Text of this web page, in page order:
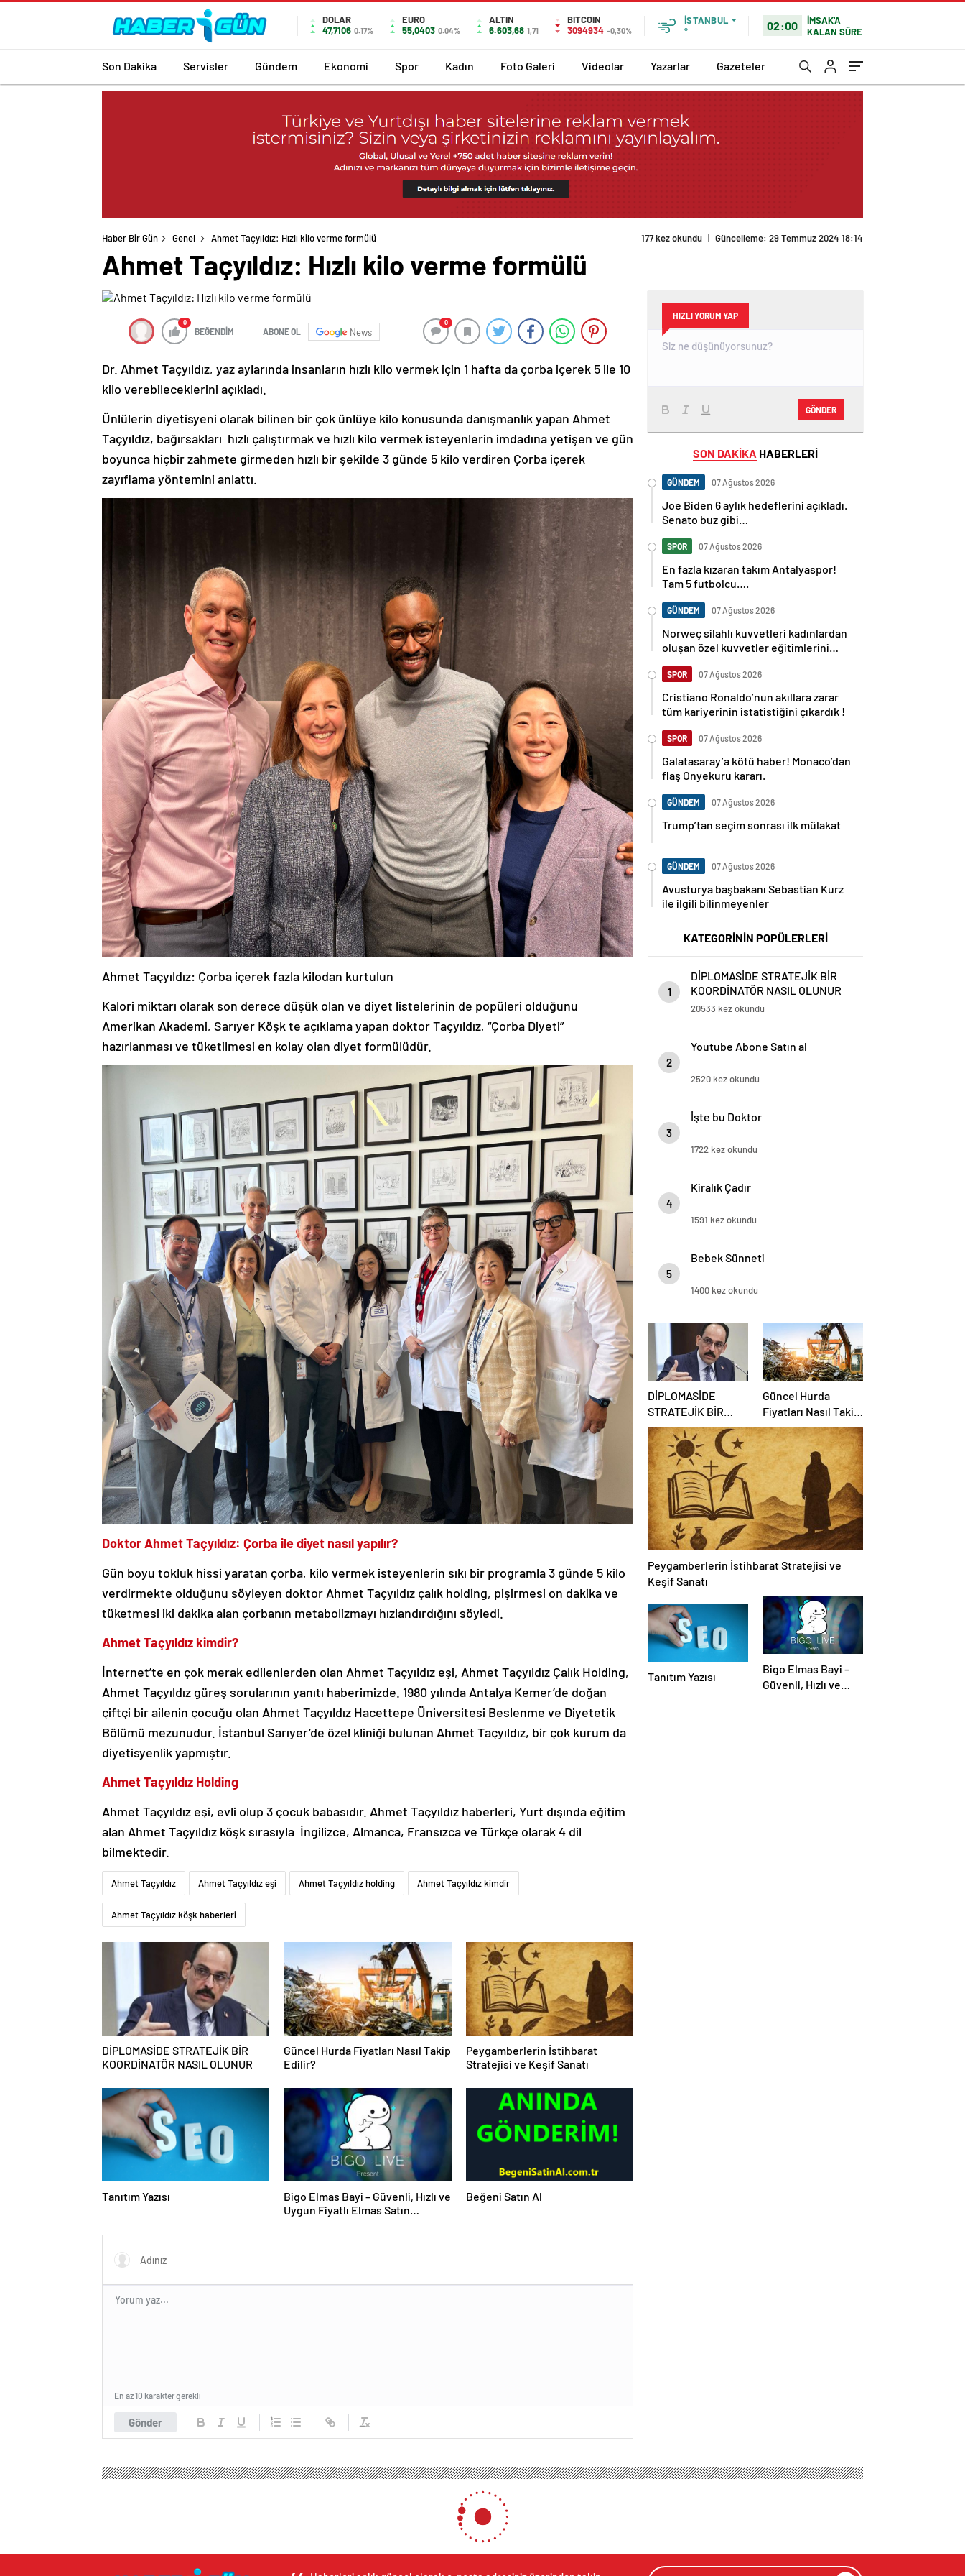
DOLAR
47,7106 0.17%
EURO
55,0403 0.04%
ALTIN
6.603,68 1,71
BITCOIN
3094934 -0,30%
İSTANBUL
°
02:00
İMSAK'A
KALAN SÜRE
Son Dakika Servisler Gündem Ekonomi Spor Kadın Foto Galeri Videolar Yazarlar Gazeteler
Haber Bir Gün Genel Ahmet Taçyıldız: Hızlı kilo verme formülü 177 kez okundu | Güncelleme: 29 Temmuz 2024 18:14
Ahmet Taçyıldız: Hızlı kilo verme formülü
0
BEĞENDİM ABONE OL News
0
Dr. Ahmet Taçyıldız, yaz aylarında insanların hızlı kilo vermek için 1 hafta da çorba içerek 5 ile 10
kilo verebileceklerini açıkladı.
Ünlülerin diyetisyeni olarak bilinen bir çok ünlüye kilo konusunda danışmanlık yapan Ahmet
Taçyıldız, bağırsakları hızlı çalıştırmak ve hızlı kilo vermek isteyenlerin imdadına yetişen ve gün
boyunca hiçbir zahmete girmeden hızlı bir şekilde 3 günde 5 kilo verdiren Çorba içerek
zayıflama yöntemini anlattı.
Ahmet Taçyıldız: Çorba içerek fazla kilodan kurtulun
Kalori miktarı olarak son derece düşük olan ve diyet listelerinin de popüleri olduğunu
Amerikan Akademi, Sarıyer Köşk te açıklama yapan doktor Taçyıldız, “Çorba Diyeti”
hazırlanması ve tüketilmesi en kolay olan diyet formülüdür.
Doktor Ahmet Taçyıldız: Çorba ile diyet nasıl yapılır?
Gün boyu tokluk hissi yaratan çorba, kilo vermek isteyenlerin sıkı bir programla 3 günde 5 kilo
verdirmekte olduğunu söyleyen doktor Ahmet Taçyıldız çalık holding, pişirmesi on dakika ve
tüketmesi iki dakika alan çorbanın metabolizmayı hızlandırdığını söyledi.
Ahmet Taçyıldız kimdir?
İnternet’te en çok merak edilenlerden olan Ahmet Taçyıldız eşi, Ahmet Taçyıldız Çalık Holding,
Ahmet Taçyıldız güreş sorularının yanıtı haberimizde. 1980 yılında Antalya Kemer’de doğan
çiftçi bir ailenin çocuğu olan Ahmet Taçyıldız Hacettepe Üniversitesi Beslenme ve Diyetetik
Bölümü mezunudur. İstanbul Sarıyer’de özel kliniği bulunan Ahmet Taçyıldız, bir çok kurum da
diyetisyenlik yapmıştır.
Ahmet Taçyıldız Holding
Ahmet Taçyıldız eşi, evli olup 3 çocuk babasıdır. Ahmet Taçyıldız haberleri, Yurt dışında eğitim
alan Ahmet Taçyıldız köşk sırasıyla İngilizce, Almanca, Fransızca ve Türkçe olarak 4 dil
bilmektedir.
Ahmet Taçyıldız Ahmet Taçyıldız eşi Ahmet Taçyıldız holding Ahmet Taçyıldız kimdir
Ahmet Taçyıldız köşk haberleri
DİPLOMASİDE STRATEJİK BİR
KOORDİNATÖR NASIL OLUNUR
Güncel Hurda Fiyatları Nasıl Takip
Edilir?
Peygamberlerin İstihbarat
Stratejisi ve Keşif Sanatı
Tanıtım Yazısı
Bigo Elmas Bayi – Güvenli, Hızlı ve
Uygun Fiyatlı Elmas Satın
Beğeni Satın Al
Gönder
En az 10 karakter gerekli
HIZLI YORUM YAP
GÖNDER
SON DAKİKA HABERLERİ
GÜNDEM 07 Ağustos 2026
Joe Biden 6 aylık hedeflerini açıkladı.
Senato buz gibi…
SPOR 07 Ağustos 2026
En fazla kızaran takım Antalyaspor!
Tam 5 futbolcu….
GÜNDEM 07 Ağustos 2026
Norweç silahlı kuvvetleri kadınlardan
oluşan özel kuvvetler eğitimlerini
SPOR 07 Ağustos 2026
Cristiano Ronaldo’nun akıllara zarar
tüm kariyerinin istatistiğini çıkardık !
SPOR 07 Ağustos 2026
Galatasaray’a kötü haber! Monaco’dan
flaş Onyekuru kararı.
GÜNDEM 07 Ağustos 2026
Trump’tan seçim sonrası ilk mülakat
GÜNDEM 07 Ağustos 2026
Avusturya başbakanı Sebastian Kurz
ile ilgili bilinmeyenler
KATEGORİNİN POPÜLERLERİ
1
DİPLOMASİDE STRATEJİK BİR
KOORDİNATÖR NASIL OLUNUR
20533 kez okundu
2
Youtube Abone Satın al
2520 kez okundu
3
İşte bu Doktor
1722 kez okundu
4
Kiralık Çadır
1591 kez okundu
5
Bebek Sünneti
1400 kez okundu
DİPLOMASİDE
STRATEJİK BİR
KOORDİNATÖR
NASIL OLUNUR
Güncel Hurda
Fiyatları Nasıl Takip
Edilir?
Peygamberlerin İstihbarat Stratejisi ve
Keşif Sanatı
Tanıtım Yazısı
Bigo Elmas Bayi –
Güvenli, Hızlı ve